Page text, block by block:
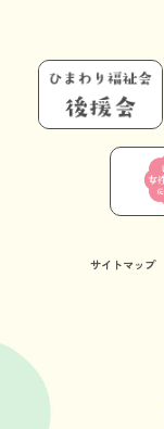
サイトマップ